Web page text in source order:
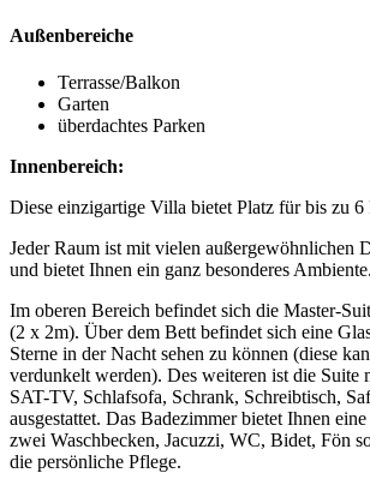
Außenbereiche
Terrasse/Balkon
Garten
überdachtes Parken
Innenbereich:
Diese einzigartige Villa bietet Platz für bis zu 6
Jeder Raum ist mit vielen außergewöhnlichen
und bietet Ihnen ein ganz besonderes Ambiente.
Im oberen Bereich befindet sich die Master-
(2 x 2m). Über dem Bett befindet sich eine
Sterne in der Nacht sehen zu können (diese
verdunkelt werden). Des weiteren ist die Suite
SAT-TV, Schlafsofa, Schrank, Schreibtisch,
ausgestattet. Das Badezimmer bietet Ihnen
zwei Waschbecken, Jacuzzi, WC, Bidet, Fön
die persönliche Pflege.